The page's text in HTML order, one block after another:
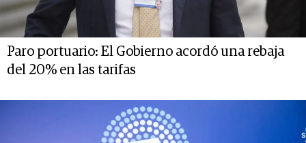
Paro portuario: El Gobierno acordó una rebaja
del 20% en las tarifas